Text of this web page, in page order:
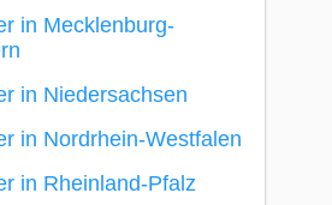
in Mecklenburg-
in Niedersachsen
in Nordrhein-Westfalen
in Rheinland-Pfalz